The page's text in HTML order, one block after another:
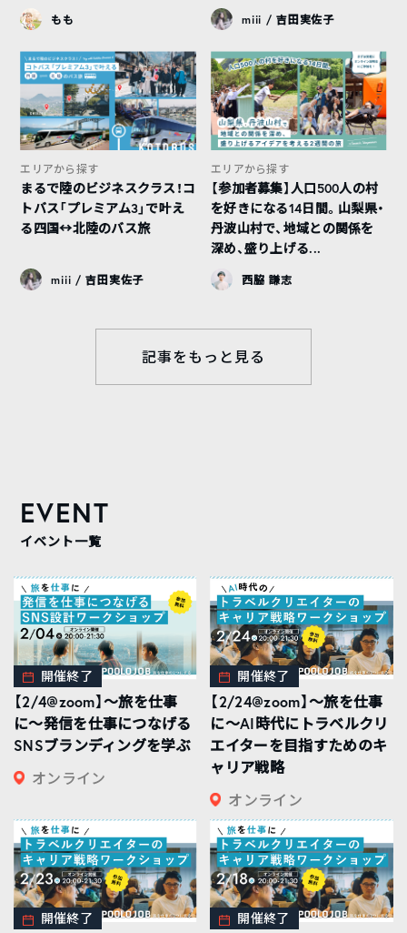
もも miii / 吉田実佐子
エリアから探す
まるで陸のビジネスクラス！コ
トバス「プレミアム3」で叶え
る四国↔︎北陸のバス旅
miii / 吉田実佐子
エリアから探す
【参加者募集】人口500人の村
を好きになる14日間。山梨県・
丹波山村で、地域との関係を
深め、盛り上げる...
西脇 謙志
記事をもっと見る
EVENT
イベント一覧
開催終了
【2/4@zoom】〜旅を仕事
に〜発信を仕事につなげる
SNSブランディングを学ぶ
オンライン
開催終了
【2/24@zoom】〜旅を仕事
に〜AI時代にトラベルクリ
エイターを目指すためのキ
ャリア戦略
オンライン
開催終了 開催終了